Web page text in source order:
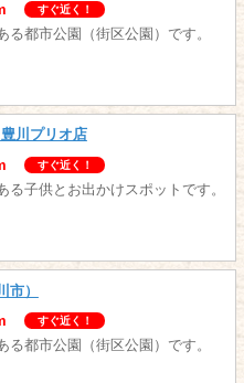
すぐ近く！
る都市公園（街区公園）です。
川プリオ店
すぐ近く！
る子供とお出かけスポットです。
市）
すぐ近く！
る都市公園（街区公園）です。